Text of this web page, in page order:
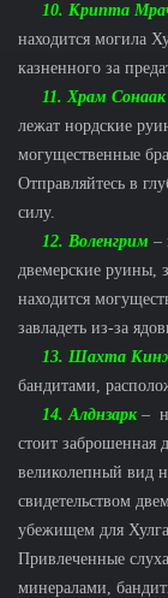
10. Крипта
находится могила
казненного за
11. Храм Сонаак
лежат нордские
могущественные
Отправляйтесь в
силу.
12. Воленгрим –
двемерские руины,
находится
завладеть из-за
13. Шахта
бандитами,
14. Алднзарк–
стоит заброшенная
великолепный вид
свидетельством
убежищем для
Привлеченные
минералами,